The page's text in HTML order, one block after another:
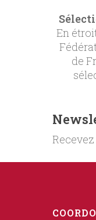
En
de